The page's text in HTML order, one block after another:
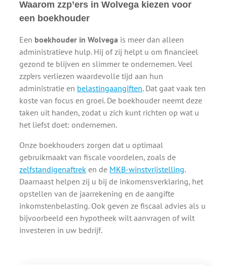
Waarom zzp’ers in Wolvega kiezen voor
een boekhouder
Een boekhouder in Wolvega is meer dan alleen
administratieve hulp. Hij of zij helpt u om financieel
gezond te blijven en slimmer te ondernemen. Veel
zzp’ers verliezen waardevolle tijd aan hun
administratie en belastingaangiften. Dat gaat vaak ten
koste van focus en groei. De boekhouder neemt deze
taken uit handen, zodat u zich kunt richten op wat u
het liefst doet: ondernemen.
Onze boekhouders zorgen dat u optimaal
gebruikmaakt van fiscale voordelen, zoals de
zelfstandigenaftrek en de MKB-winstvrijstelling.
Daarnaast helpen zij u bij de inkomensverklaring, het
opstellen van de jaarrekening en de aangifte
inkomstenbelasting. Ook geven ze fiscaal advies als u
bijvoorbeeld een hypotheek wilt aanvragen of wilt
investeren in uw bedrijf.